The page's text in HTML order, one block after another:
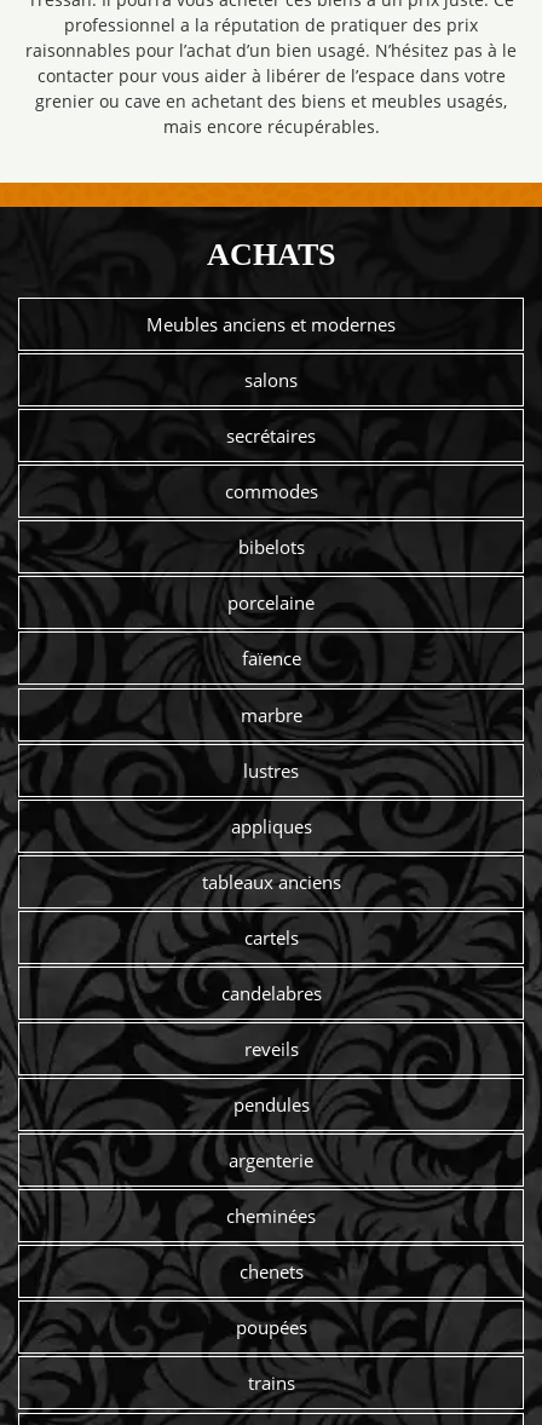
professionnel a la réputation de pratiquer des prix
raisonnables pour l’achat d’un bien usagé. N’hésitez pas à le
contacter pour vous aider à libérer de l’espace dans votre
grenier ou cave en achetant des biens et meubles usagés,
mais encore récupérables.
ACHATS
Meubles anciens et modernes
salons
secrétaires
commodes
bibelots
porcelaine
faïence
marbre
lustres
appliques
tableaux anciens
cartels
candelabres
reveils
pendules
argenterie
cheminées
chenets
poupées
trains